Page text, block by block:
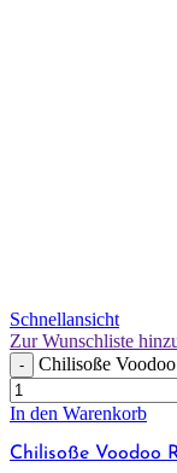
Schnellansicht
Zur Wunschliste
- Chilisoße
In den Warenkorb
Chilisoße Voodoo